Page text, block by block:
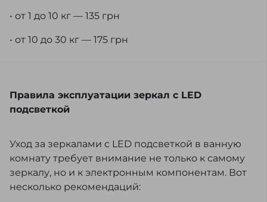
• от 1 до 10 кг — 135 грн
• от 10 до 30 кг — 175 грн
Правила эксплуатации зеркал с LED
подсветкой
Уход за зеркалами с LED подсветкой в ванную
комнату требует внимание не только к самому
зеркалу, но и к электронным компонентам. Вот
несколько рекомендаций: